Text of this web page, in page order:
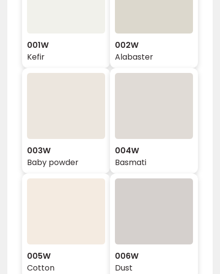
001W
Kefir
002W
Alabaster
003W
Baby powder
004W
Basmati
005W
Cotton
006W
Dust